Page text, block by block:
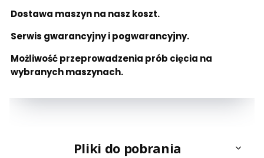
Dostawa maszyn na nasz koszt.
Serwis gwarancyjny i pogwarancyjny.
Możliwośćprzeprowadzenia prób cięcia na
wybranych maszynach.
Pliki do pobrania